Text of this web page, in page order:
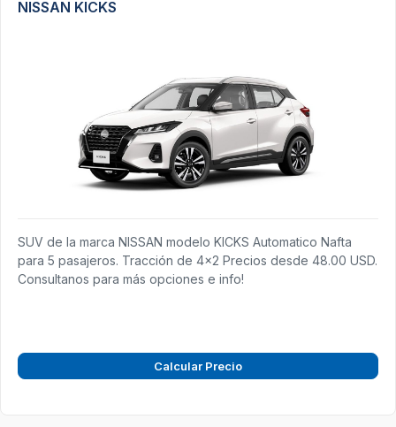
NISSAN KICKS
SUV de la marca NISSAN modelo KICKS Automatico Nafta
para 5 pasajeros. Tracción de 4x2 Precios desde 48.00 USD.
Consultanos para más opciones e info!
Calcular Precio